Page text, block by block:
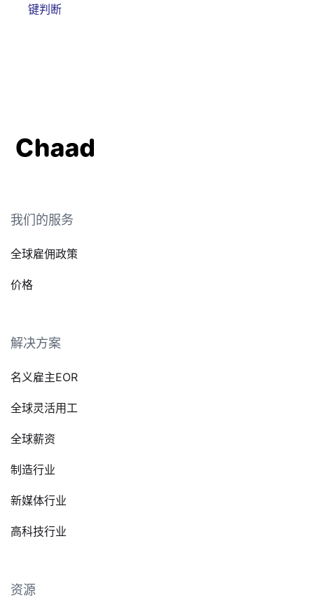
键判断
我们的服务
全球雇佣政策
价格
解决方案
名义雇主EOR
全球灵活用工
全球薪资
制造行业
新媒体行业
高科技行业
资源